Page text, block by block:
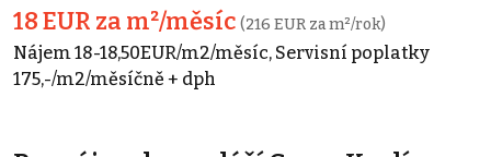
18 EUR za m²/měsíc (216 EUR za m²/rok)
Nájem 18-18,50EUR/m2/měsíc, Servisní poplatky
175,-/m2/měsíčně + dph